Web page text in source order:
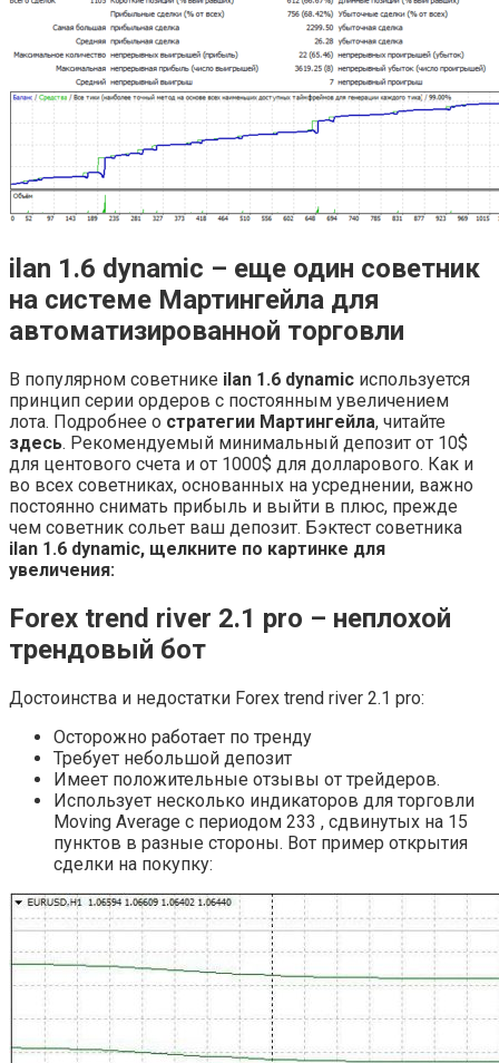
ilan 1.6 dynamic – еще один советник
на системе Мартингейла для
автоматизированной торговли
В популярном советнике ilan 1.6 dynamic используется
принцип серии ордеров с постоянным увеличением
лота. Подробнее о стратегии Мартингейла, читайте
здесь. Рекомендуемый минимальный депозит от 10$
для центового счета и от 1000$ для долларового. Как и
во всех советниках, основанных на усреднении, важно
постоянно снимать прибыль и выйти в плюс, прежде
чем советник сольет ваш депозит. Бэктест советника
ilan 1.6 dynamic, щелкните по картинке для
увеличения:
Forex trend river 2.1 pro – неплохой
трендовый бот
Достоинства и недостатки Forex trend river 2.1 pro:
Осторожно работает по тренду
Требует небольшой депозит
Имеет положительные отзывы от трейдеров.
Использует несколько индикаторов для торговли
Moving Average с периодом 233 , сдвинутых на 15
пунктов в разные стороны. Вот пример открытия
сделки на покупку: